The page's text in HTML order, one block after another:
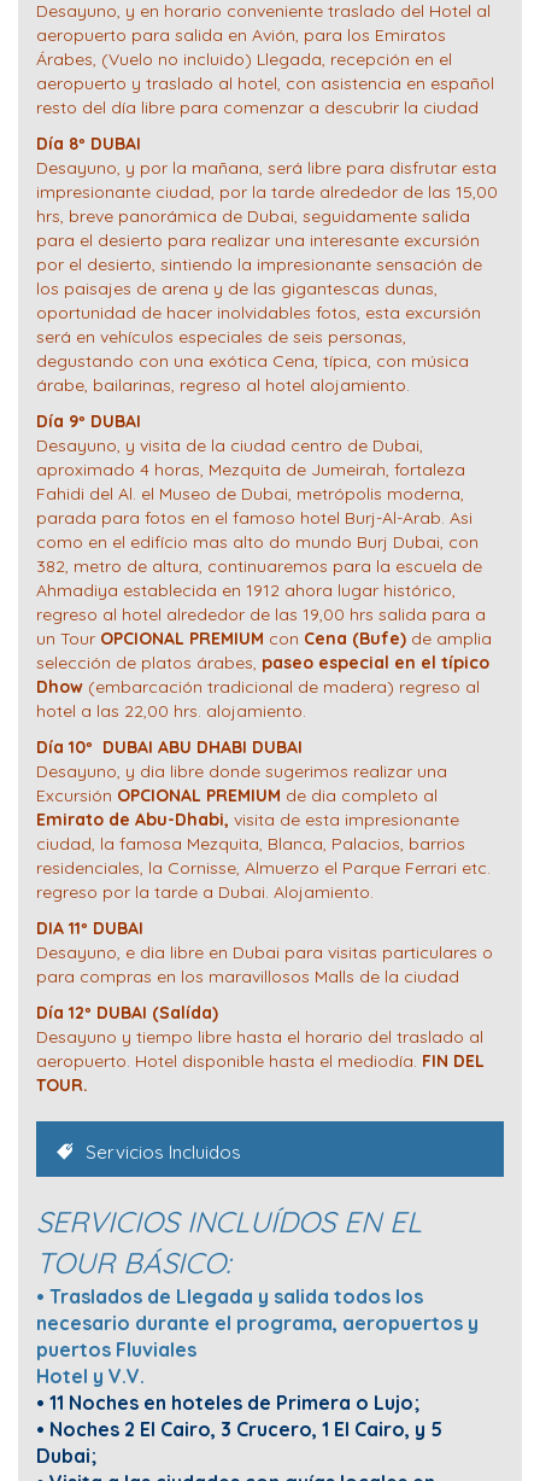
Desayuno, y en horario conveniente traslado del Hotel al
aeropuerto para salida en Avión, para los Emiratos
Árabes, (Vuelo no incluido) Llegada, recepción en el
aeropuerto y traslado al hotel, con asistencia en español
resto del día libre para comenzar a descubrir la ciudad
Día 8º DUBAI
Desayuno, y por la mañana, será libre para disfrutar esta
impresionante ciudad, por la tarde alrededor de las 15,00
hrs, breve panorámica de Dubai, seguidamente salida
para el desierto para realizar una interesante excursión
por el desierto, sintiendo la impresionante sensación de
los paisajes de arena y de las gigantescas dunas,
oportunidad de hacer inolvidables fotos, esta excursión
será en vehículos especiales de seis personas,
degustando con una exótica Cena, típica, con música
árabe, bailarinas, regreso al hotel alojamiento.
Día 9º DUBAI
Desayuno, y visita de la ciudad centro de Dubai,
aproximado 4 horas, Mezquita de Jumeirah, fortaleza
Fahidi del Al. el Museo de Dubai, metrópolis moderna,
parada para fotos en el famoso hotel Burj-Al-Arab. Asi
como en el edifício mas alto do mundo Burj Dubai, con
382, metro de altura, continuaremos para la escuela de
Ahmadiya establecida en 1912 ahora lugar histórico,
regreso al hotel alrededor de las 19,00 hrs salida para a
un Tour OPCIONAL PREMIUM con Cena (Bufe) de amplia
selección de platos árabes, paseo especial en el típico
Dhow (embarcación tradicional de madera) regreso al
hotel a las 22,00 hrs. alojamiento.
Día 10º DUBAI ABU DHABI DUBAI
Desayuno, y dia libre donde sugerimos realizar una
Excursión OPCIONAL PREMIUM de dia completo al
Emirato de Abu-Dhabi, visita de esta impresionante
ciudad, la famosa Mezquita, Blanca, Palacios, barrios
residenciales, la Cornisse, Almuerzo el Parque Ferrari etc.
regreso por la tarde a Dubai. Alojamiento.
DIA 11º DUBAI
Desayuno, e dia libre en Dubai para visitas particulares o
para compras en los maravillosos Malls de la ciudad
Día 12º DUBAI (Salída)
Desayuno y tiempo libre hasta el horario del traslado al
aeropuerto. Hotel disponible hasta el mediodía. FIN DEL
TOUR.
Servicios Incluidos
SERVICIOS INCLUÍDOS EN EL
TOUR BÁSICO:
• Traslados de Llegada y salida todos los
necesario durante el programa, aeropuertos y
puertos Fluviales
Hotel y V.V.
• 11 Noches en hoteles de Primera o Lujo;
• Noches 2 El Cairo, 3 Crucero, 1 El Cairo, y 5
Dubai;